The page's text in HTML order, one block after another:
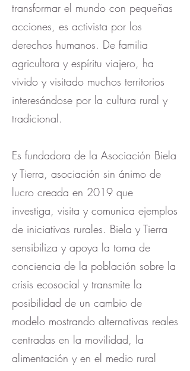
transformar el mundo con pequeñas
acciones, es activista por los
derechos humanos. De familia
agricultora y espíritu viajero, ha
vivido y visitado muchos territorios
interesándose por la cultura rural y
tradicional.
Es fundadora de la Asociación Biela
y Tierra, asociación sin ánimo de
lucro creada en 2019 que
investiga, visita y comunica ejemplos
de iniciativas rurales. Biela y Tierra
sensibiliza y apoya la toma de
conciencia de la población sobre la
crisis ecosocial y transmite la
posibilidad de un cambio de
modelo mostrando alternativas reales
centradas en la movilidad, la
alimentación y en el medio rural